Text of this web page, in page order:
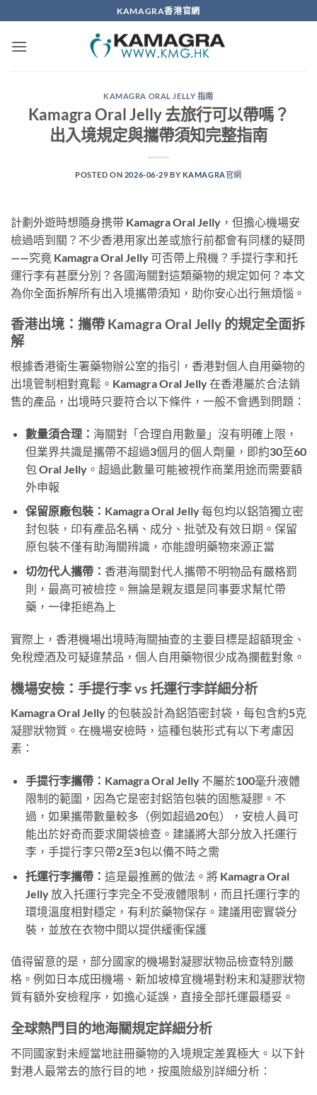
to
content
KAMAGRA香港官網
KAMAGRA ORAL JELLY 指南
Kamagra Oral Jelly 去旅行可以帶嗎？
出入境規定與攜帶須知完整指南
POSTED ON 2026-06-29 BY KAMAGRA官網
計劃外遊時想隨身携带 Kamagra Oral Jelly，但擔心機場安
檢過唔到關？不少香港用家出差或旅行前都會有同樣的疑問
——究竟 Kamagra Oral Jelly 可否帶上飛機？手提行李和托
運行李有甚麼分別？各國海關對這類藥物的規定如何？本文
為你全面拆解所有出入境攜帶須知，助你安心出行無煩惱。
香港出境：攜帶 Kamagra Oral Jelly 的規定全面拆
解
根據香港衛生署藥物辦公室的指引，香港對個人自用藥物的
出境管制相對寬鬆。Kamagra Oral Jelly 在香港屬於合法銷
售的產品，出境時只要符合以下條件，一般不會遇到問題：
數量須合理： 海關對「合理自用數量」沒有明確上限，
但業界共識是攜帶不超過3個月的個人劑量，即約30至60
包 Oral Jelly。超過此數量可能被視作商業用途而需要額
外申報
保留原廠包裝： Kamagra Oral Jelly 每包均以鋁箔獨立密
封包裝，印有產品名稱、成分、批號及有效日期。保留
原包裝不僅有助海關辨識，亦能證明藥物來源正當
切勿代人攜帶： 香港海關對代人攜帶不明物品有嚴格罰
則，最高可被檢控。無論是親友還是同事要求幫忙帶
藥，一律拒絕為上
實際上，香港機場出境時海關抽查的主要目標是超額現金、
免稅煙酒及可疑違禁品，個人自用藥物很少成為攔截對象。
機場安檢：手提行李 vs 托運行李詳細分析
Kamagra Oral Jelly 的包裝設計為鋁箔密封袋，每包含約5克
凝膠狀物質。在機場安檢時，這種包裝形式有以下考慮因
素：
手提行李攜帶： Kamagra Oral Jelly 不屬於100毫升液體
限制的範圍，因為它是密封鋁箔包裝的固態凝膠。不
過，如果攜帶數量較多（例如超過20包），安檢人員可
能出於好奇而要求開袋檢查。建議將大部分放入托運行
李，手提行李只帶2至3包以備不時之需
托運行李攜帶： 這是最推薦的做法。將 Kamagra Oral
Jelly 放入托運行李完全不受液體限制，而且托運行李的
環境溫度相對穩定，有利於藥物保存。建議用密實袋分
裝，並放在衣物中間以提供緩衝保護
值得留意的是，部分國家的機場對凝膠狀物品檢查特別嚴
格。例如日本成田機場、新加坡樟宜機場對粉末和凝膠狀物
質有額外安檢程序，如擔心延誤，直接全部托運最穩妥。
全球熱門目的地海關規定詳細分析
不同國家對未經當地註冊藥物的入境規定差異極大。以下針
對港人最常去的旅行目的地，按風險級別詳細分析：